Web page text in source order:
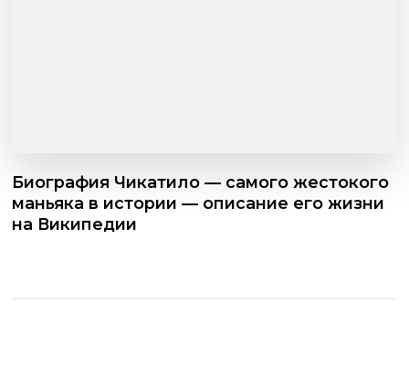
Биография Чикатило — самого жестокого
маньяка в истории — описание его жизни
на Википедии